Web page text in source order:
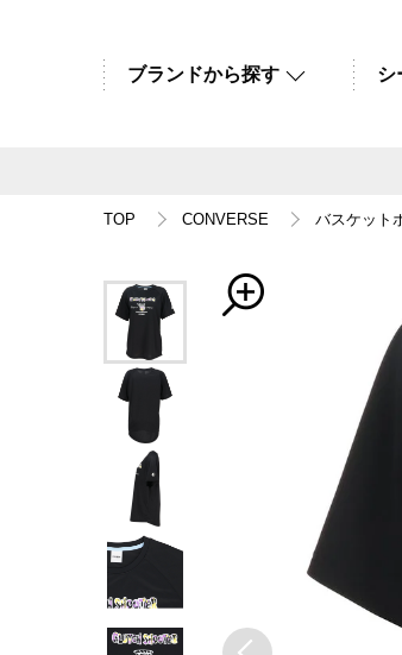
ブランドから探す シ
TOP CONVERSE バスケット